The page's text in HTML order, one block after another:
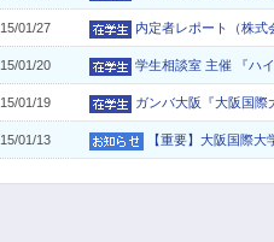
15/01/27 内定者レポート（株式
15/01/20 学生相談室 主催 『ハ
15/01/19 ガンバ大阪『大阪国際
15/01/13 【重要】大阪国際